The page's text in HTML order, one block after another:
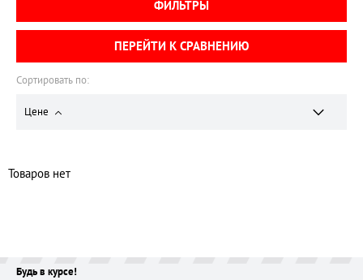
Сортировать по:
Цене
Товаров нет
ФИЛЬТРЫ
ПЕРЕЙТИ К СРАВНЕНИЮ
Будь в курсе!